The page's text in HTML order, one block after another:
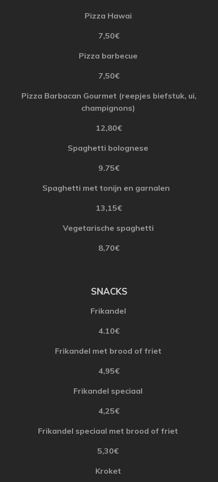
Pizza Hawai
7,50€
Pizza barbecue
7,50€
Pizza Barbacan Gourmet (reepjes biefstuk, ui,
champignons)
12,80€
Spaghetti bolognese
9.75€
Spaghetti met tonijn en garnalen
13,15€
Vegetarische spaghetti
8,70€
SNACKS
Frikandel
4.10€
Frikandel met brood of friet
4,95€
Frikandel speciaal
4,25€
Frikandel speciaal met brood of friet
5,30€
Kroket